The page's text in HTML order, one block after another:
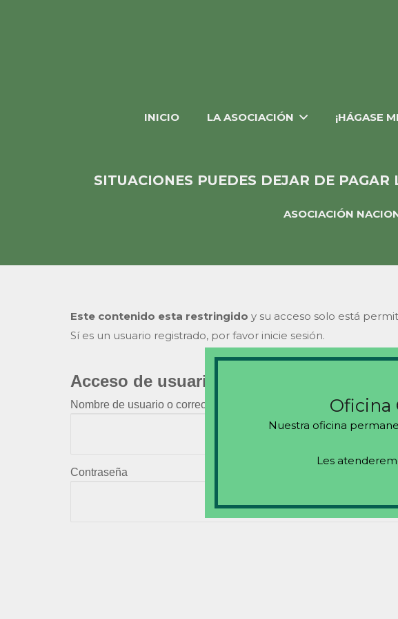
INICIO LA ASOCIACIÓN ¡HÁGASE
SITUACIONES PUEDES DEJAR DE
ASOCIACIÓN
Este contenido esta restringido y su acceso solo está
Sí es un usuario registrado, por favor inicie sesión.
Acceso de usuarios existentes
Nombre de usuario o correo electrónico
Contraseña
Oficina
Nuestra oficina
Les